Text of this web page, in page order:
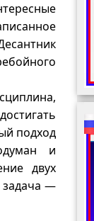
подход
и
двух
задача —